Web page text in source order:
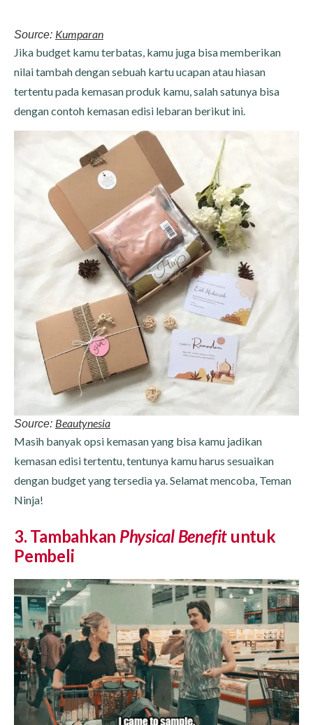
Source: Kumparan
Jika budget kamu terbatas, kamu juga bisa memberikan
nilai tambah dengan sebuah kartu ucapan atau hiasan
tertentu pada kemasan produk kamu, salah satunya bisa
dengan contoh kemasan edisi lebaran berikut ini.
Source: Beautynesia
Masih banyak opsi kemasan yang bisa kamu jadikan
kemasan edisi tertentu, tentunya kamu harus sesuaikan
dengan budget yang tersedia ya. Selamat mencoba, Teman
Ninja!
3. Tambahkan Physical Benefit untuk
Pembeli